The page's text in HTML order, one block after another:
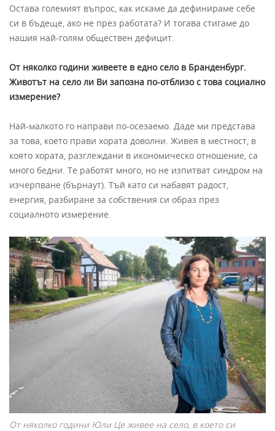
Остава големият въпрос, как искаме да дефинираме себе
си в бъдеще, ако не през работата? И тогава стигаме до
нашия най-голям обществен дефицит.
От няколко години живеете в едно село в Бранденбург.
Животът на село ли Ви запозна по-отблизо с това социално
измерение?
Най-малкото го направи по-осезаемо. Даде ми представа
за това, което прави хората доволни. Живея в местност, в
която хората, разглеждани в икономическо отношение, са
много бедни. Те работят много, но не изпитват синдром на
изчерпване (бърнаут). Тъй като си набавят радост,
енергия, разбиране за собствения си образ през
социалното измерение.
От няколко години Юли Це живее на село, в което си